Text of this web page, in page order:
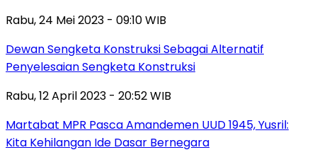
Rabu, 24 Mei 2023 - 09:10 WIB
Dewan Sengketa Konstruksi Sebagai Alternatif
Penyelesaian Sengketa Konstruksi
Rabu, 12 April 2023 - 20:52 WIB
Martabat MPR Pasca Amandemen UUD 1945, Yusril:
Kita Kehilangan Ide Dasar Bernegara